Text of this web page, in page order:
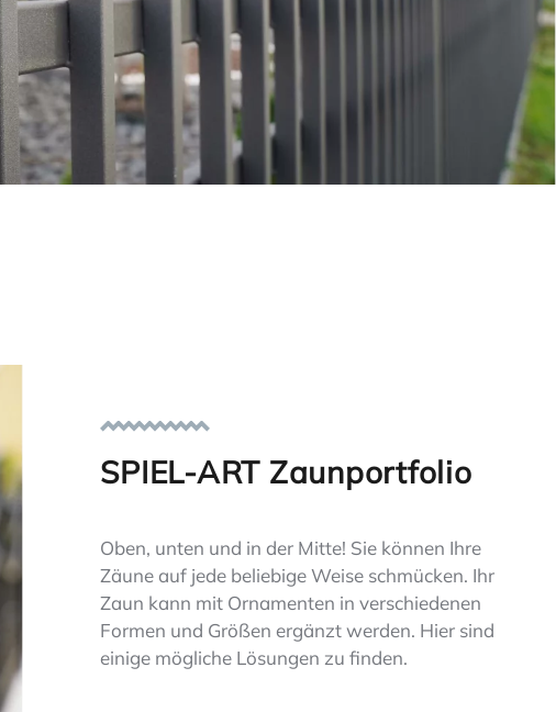
SPIEL-ART Zaunportfolio
Oben, unten und in der Mitte! Sie können Ihre
Zäune auf jede beliebige Weise schmücken. Ihr
Zaun kann mit Ornamenten in verschiedenen
Formen und Größen ergänzt werden. Hier sind
einige mögliche Lösungen zu finden.